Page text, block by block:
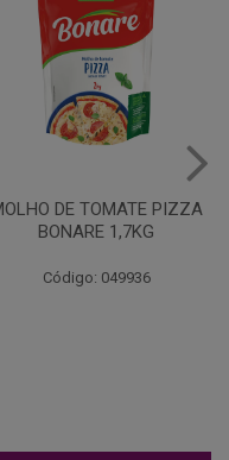
MARGARINA USO
PROFISSIONAL 80% CUKIN
Código: 062469